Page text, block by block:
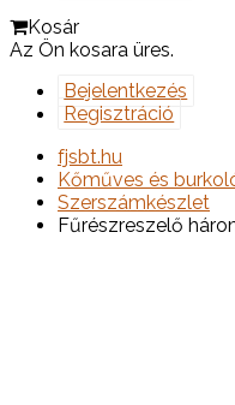
Kosár
Az Ön kosara üres.
Bejelentkezés
Regisztráció
fjsbt.hu
Kőműves és
Szerszámkészlet
Fűrészreszelő